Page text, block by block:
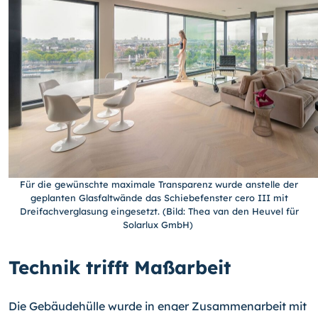
Für die gewünschte maximale Transparenz wurde anstelle der
geplanten Glasfaltwände das Schiebefenster cero III mit
Dreifachverglasung eingesetzt. (Bild: Thea van den Heuvel für
Solarlux GmbH)
Technik trifft Maßarbeit
Die Gebäudehülle wurde in enger Zusammenarbeit mit